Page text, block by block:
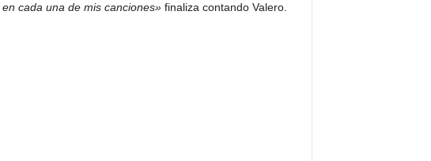
cada una de mis canciones» finaliza contando Valero.